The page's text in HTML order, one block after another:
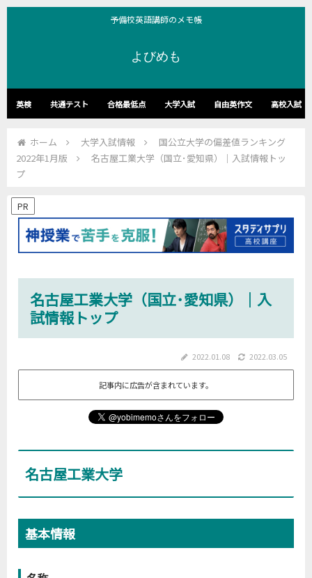
予備校英語講師のメモ帳
よびめも
英検 共通テスト 合格最低点 大学入試 自由英作文 高校入試
ホーム 大学入試情報
国公立大学の偏差値ランキング
2022年1月版
名古屋工業大学（国立･愛知県）｜入試情報トッ
プ
PR
名古屋工業大学（国立･愛知県）｜入
試情報トップ
2022.01.08 2022.03.05
記事内に広告が含まれています。
名古屋工業大学
基本情報